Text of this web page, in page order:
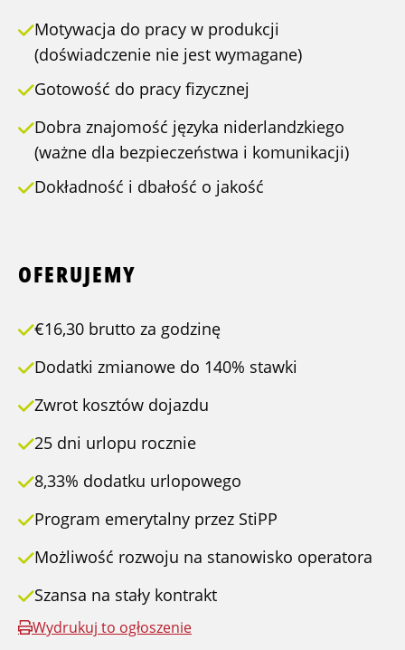
Motywacja do pracy w produkcji
(doświadczenie nie jest wymagane)
Gotowość do pracy fizycznej
Dobra znajomość języka niderlandzkiego
(ważne dla bezpieczeństwa i komunikacji)
Dokładność i dbałość o jakość
OFERUJEMY
€16,30 brutto za godzinę
Dodatki zmianowe do 140% stawki
Zwrot kosztów dojazdu
25 dni urlopu rocznie
8,33% dodatku urlopowego
Program emerytalny przez StiPP
Możliwość rozwoju na stanowisko operatora
Szansa na stały kontrakt
Wydrukuj to ogłoszenie